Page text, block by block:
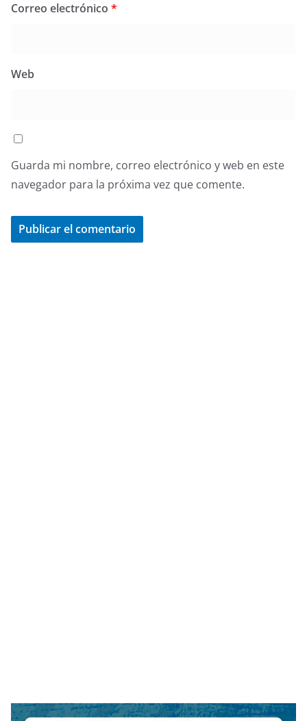
Correo electrónico *
Web
Guarda mi nombre, correo electrónico y web en este
navegador para la próxima vez que comente.